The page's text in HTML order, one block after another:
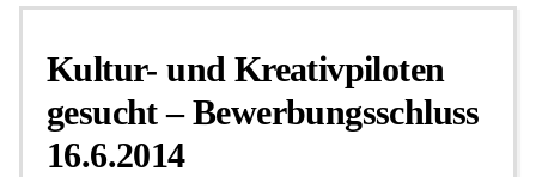
Personalien
Kultur- und Kreativpiloten
gesucht – Bewerbungsschluss
16.6.2014